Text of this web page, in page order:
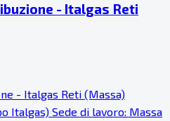
- Italgas Reti
- Italgas Reti (Massa)
Italgas) Sede di lavoro: Massa